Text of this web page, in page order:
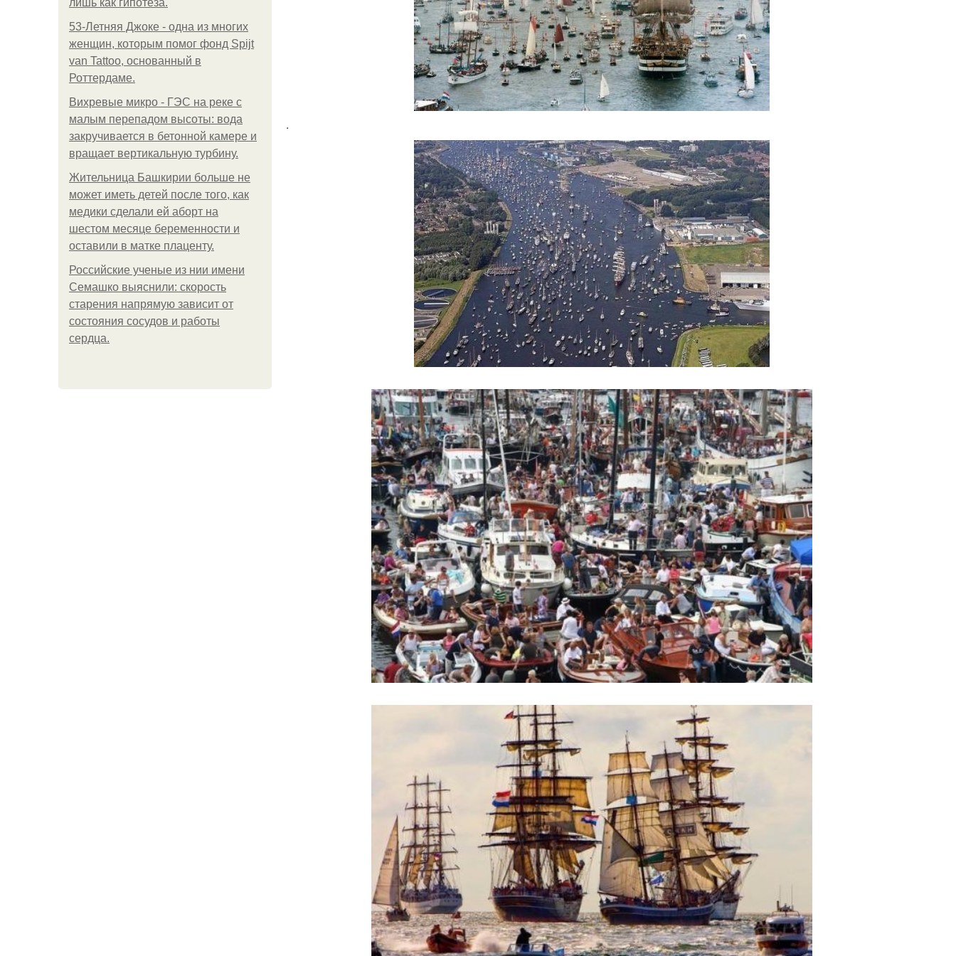
лишь как гипотеза.
53-Летняя Джоке - одна из многих
женщин, которым помог фонд Spijt
van Tattoo, основанный в
Роттердаме.
Вихревые микро - ГЭС на реке с
малым перепадом высоты: вода
закручивается в бетонной камере и
вращает вертикальную турбину.
Жительница Башкирии больше не
может иметь детей после того, как
медики сделали ей аборт на
шестом месяце беременности и
оставили в матке плаценту.
Российские ученые из нии имени
Семашко выяснили: скорость
старения напрямую зависит от
состояния сосудов и работы
сердца.
.